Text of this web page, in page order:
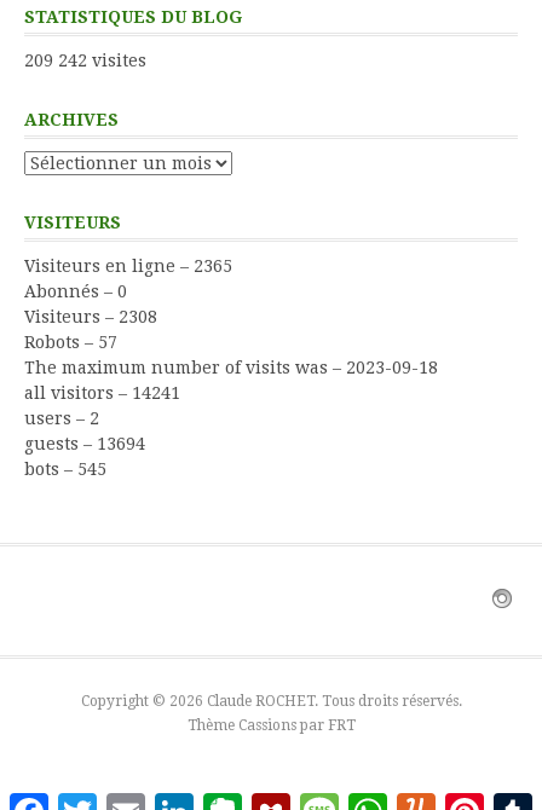
STATISTIQUES DU BLOG
209 242 visites
ARCHIVES
Archives
VISITEURS
Visiteurs en ligne – 2365
Abonnés – 0
Visiteurs – 2308
Robots – 57
The maximum number of visits was – 2023-09-18
all visitors – 14241
users – 2
guests – 13694
bots – 545
Copyright © 2026 Claude ROCHET. Tous droits réservés.
Thème Cassions par FRT
FacebookTwitterEmail LinkedInEvernoteMendeleyMessageWhatsAppYummly